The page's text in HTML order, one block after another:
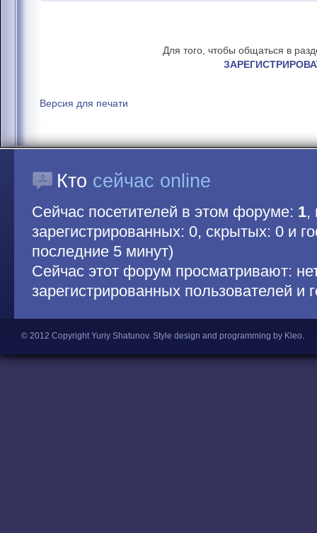
Для того, чтобы общаться в
Версия для печати
Кто сейчас online
Сейчас посетителей в этом форуме: 1,
зарегистрированных: 0, скрытых: 0 и
последние 5 минут)
Сейчас этот форум просматривают:
зарегистрированных пользователей и
© 2012 Copyright Yuriy Shatunov. Style design and programming by Kleo.